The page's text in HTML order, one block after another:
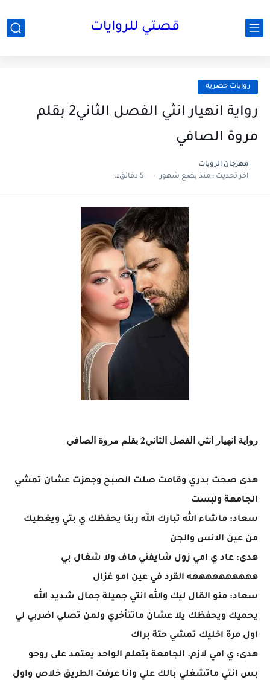
قصتي للروايات
روايات حصريه
رواية انهيار انثي الفصل الثاني2 بقلم
مروة الصافي
مهرجان الرويات
اخر تحديث :منذ بضع شهور 5 دقائق للقراءة
رواية انهيار انثي الفصل الثاني2 بقلم مروة الصافي
هدى صحت بدري وقامت صلت الصبح وجهزت عشان تمشي
الجامعة ولبست
سعاد: ماشاء الله تبارك الله ربنا يحفظك ي بتي ويغطيك
من عين الانس والجن
هدى: عاد ي امي زول شايفني ماف ولا شغال بي
ههههههههههه القرد في عين امو غزال
سعاد: منو القال ليك والله انتي جميلة جمال شديد الله
يحميك ويحفظك يلا عشان ماتتأخري ولمن تصلي اضربي لي
اول مرة اخليك تمشي حتة براك
هدى: ي امي لازم. الجامعة بتعلم الواحد يعتمد على روحو
بس انتي ماتشغلي بالك علي وانا عرفت الطريق خلاص واول